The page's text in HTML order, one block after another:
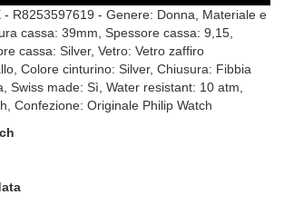
- R8253597619 - Genere: Donna, Materiale e
cassa: 39mm, Spessore cassa: 9,15,
cassa: Silver, Vetro: Vetro zaffiro
Colore cinturino: Silver, Chiusura: Fibbia
Swiss made: Sì, Water resistant: 10 atm,
Confezione: Originale Philip Watch